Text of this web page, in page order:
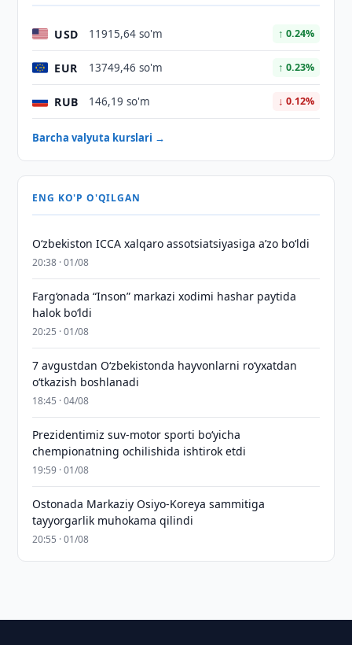
USD 11915,64 so'm ↑ 0.24%
EUR 13749,46 so'm ↑ 0.23%
RUB 146,19 so'm ↓ 0.12%
Barcha valyuta kurslari →
ENG KO'P O'QILGAN
O‘zbekiston ICCA xalqaro assotsiatsiyasiga aʼzo bo‘ldi
20:38 · 01/08
Farg‘onada “Inson” markazi xodimi hashar paytida
halok bo‘ldi
20:25 · 01/08
7 avgustdan O‘zbekistonda hayvonlarni ro‘yxatdan
o‘tkazish boshlanadi
18:45 · 04/08
Prezidentimiz suv-motor sporti bo‘yicha
chempionatning ochilishida ishtirok etdi
19:59 · 01/08
Ostonada Markaziy Osiyo-Koreya sammitiga
tayyorgarlik muhokama qilindi
20:55 · 01/08